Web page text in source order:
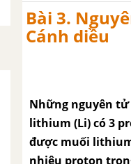
Bài 3.
Cánh diều
Những nguyên
lithium (Li) có 3
được muối
nhiêu proton